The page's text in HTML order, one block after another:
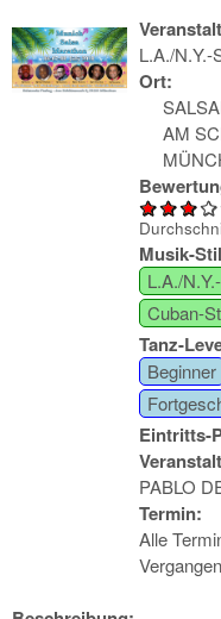
L.A./N.Y.-
Ort:
AM
Musik-
L.A./
Cuban-
Tanz-
Beginner
Eintritts-
PABLO
Termin:
Alle